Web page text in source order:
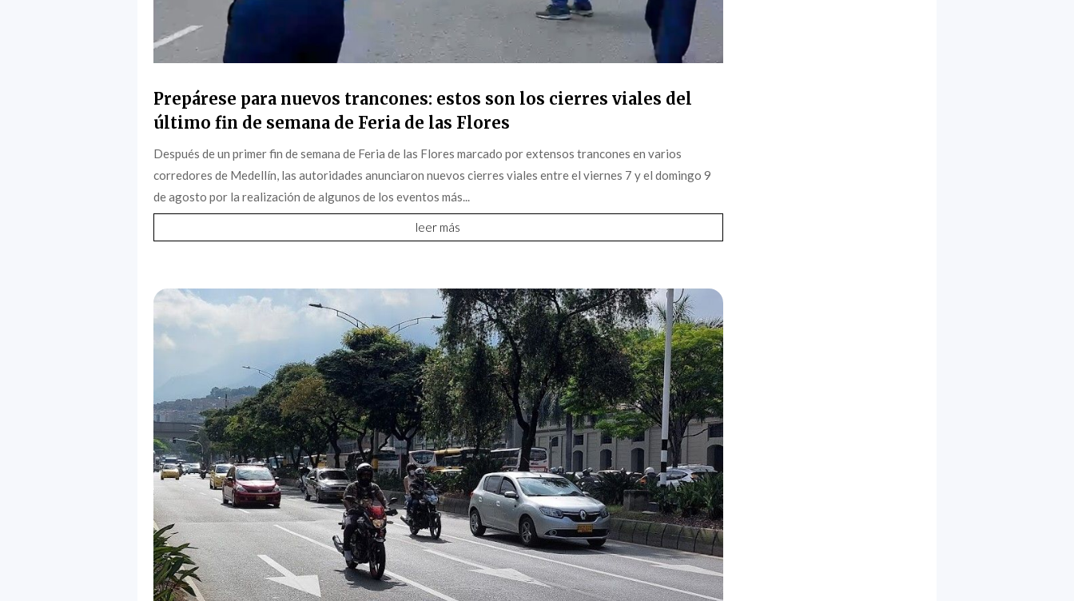
Prepárese para nuevos trancones: estos son los cierres viales del
último fin de semana de Feria de las Flores
Después de un primer fin de semana de Feria de las Flores marcado por extensos trancones en varios
corredores de Medellín, las autoridades anunciaron nuevos cierres viales entre el viernes 7 y el domingo 9
de agosto por la realización de algunos de los eventos más...
leer más